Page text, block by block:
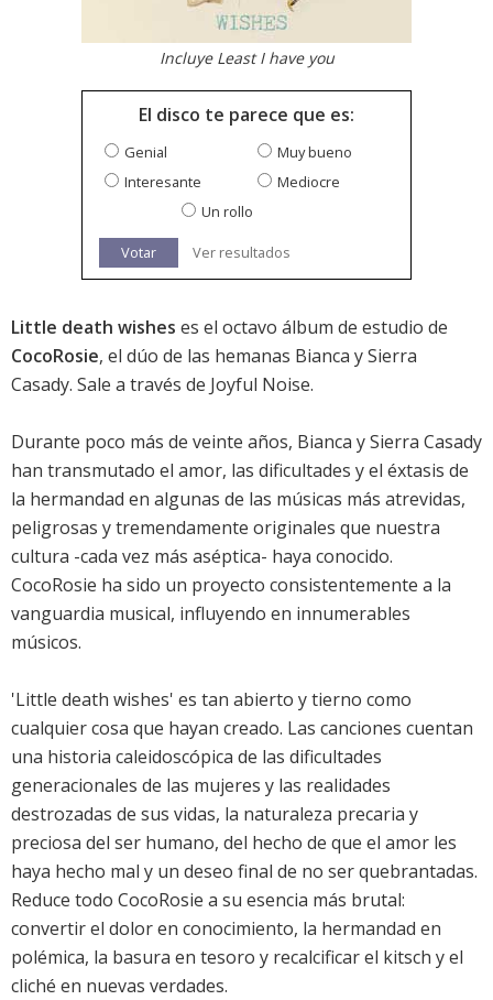
Incluye Least I have you
El disco te parece que es:
Genial
Muy bueno
Interesante
Mediocre
Un rollo
Votar Ver resultados
Little death wishes es el octavo álbum de estudio de
CocoRosie, el dúo de las hemanas Bianca y Sierra
Casady. Sale a través de Joyful Noise.
Durante poco más de veinte años, Bianca y Sierra Casady
han transmutado el amor, las dificultades y el éxtasis de
la hermandad en algunas de las músicas más atrevidas,
peligrosas y tremendamente originales que nuestra
cultura -cada vez más aséptica- haya conocido.
CocoRosie ha sido un proyecto consistentemente a la
vanguardia musical, influyendo en innumerables
músicos.
'Little death wishes' es tan abierto y tierno como
cualquier cosa que hayan creado. Las canciones cuentan
una historia caleidoscópica de las dificultades
generacionales de las mujeres y las realidades
destrozadas de sus vidas, la naturaleza precaria y
preciosa del ser humano, del hecho de que el amor les
haya hecho mal y un deseo final de no ser quebrantadas.
Reduce todo CocoRosie a su esencia más brutal:
convertir el dolor en conocimiento, la hermandad en
polémica, la basura en tesoro y recalcificar el kitsch y el
cliché en nuevas verdades.